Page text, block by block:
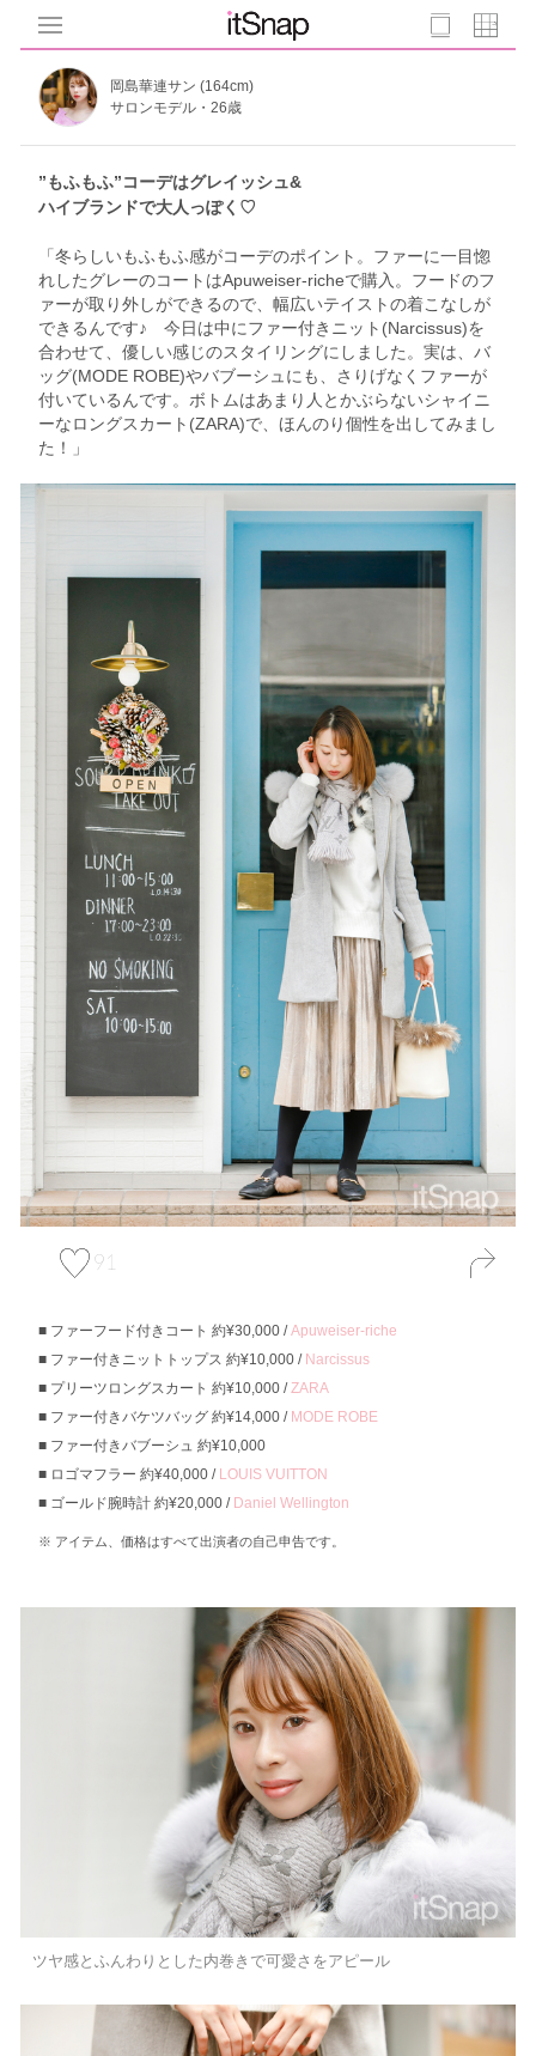
岡島華連サン (164cm)
サロンモデル・26歳
”もふもふ”コーデはグレイッシュ&
ハイブランドで大人っぽく♡︎
「冬らしいもふもふ感がコーデのポイント。ファーに一目惚
れしたグレーのコートはApuweiser-richeで購入。フードのフ
ァーが取り外しができるので、幅広いテイストの着こなしが
できるんです♪ 今日は中にファー付きニット(Narcissus)を
合わせて、優しい感じのスタイリングにしました。実は、バ
ッグ(MODE ROBE)やバブーシュにも、さりげなくファーが
付いているんです。ボトムはあまり人とかぶらないシャイニ
ーなロングスカート(ZARA)で、ほんのり個性を出してみまし
た！」
91
ファーフード付きコート 約¥30,000 /Apuweiser-riche
ファー付きニットトップス 約¥10,000 / Narcissus
プリーツロングスカート 約¥10,000 /ZARA
ファー付きバケツバッグ 約¥14,000 / MODE ROBE
ファー付きバブーシュ 約¥10,000
ロゴマフラー 約¥40,000 / LOUIS VUITTON
ゴールド腕時計 約¥20,000 / Daniel Wellington
アイテム、価格はすべて出演者の自己申告です。
ツヤ感とふんわりとした内巻きで可愛さをアピール